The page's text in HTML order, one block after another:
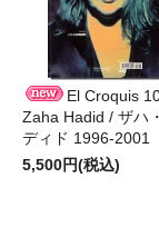
El Croquis
Zaha Hadid / ザハ
ディド 1996-2001
5,500円(税込)